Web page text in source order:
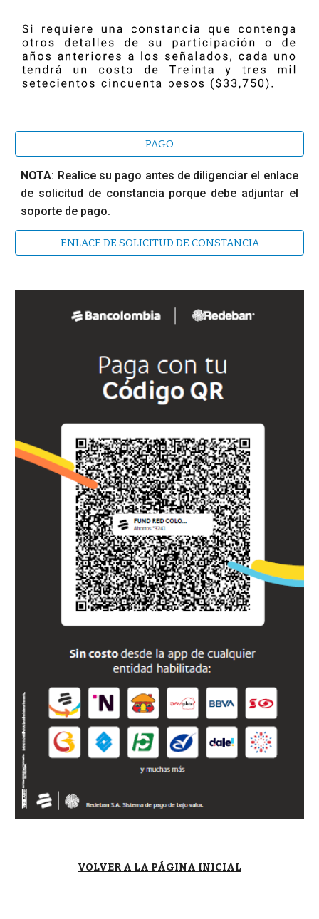
PAGO
NOTA: Realice su pago antes de diligenciar el enlace
de solicitud de constancia porque debe adjuntar el
soporte de pago.
ENLACE DE SOLICITUD DE CONSTANCIA
VOLVER A LA PÁGINA INICIAL